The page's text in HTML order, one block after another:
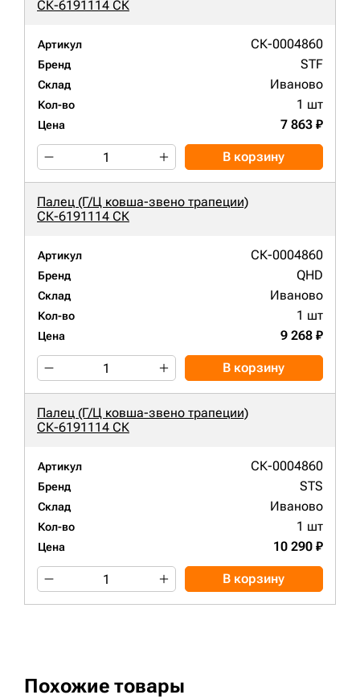
СК-6191114 СК
Артикул СК-0004860
Бренд STF
Склад Иваново
Кол-во 1 шт
Цена 7 863 ₽
В корзину
Палец (Г/Ц ковша-звено трапеции)
СК-6191114 СК
Артикул СК-0004860
Бренд QHD
Склад Иваново
Кол-во 1 шт
Цена 9 268 ₽
В корзину
Палец (Г/Ц ковша-звено трапеции)
СК-6191114 СК
Артикул СК-0004860
Бренд STS
Склад Иваново
Кол-во 1 шт
Цена 10 290 ₽
В корзину
Похожие товары